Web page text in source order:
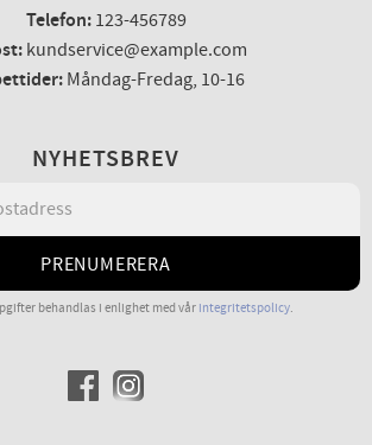
Telefon:123-456789
kundservice@example.com
Måndag-Fredag, 10-16
NYHETSBREV
PRENUMERERA
behandlas i enlighet med vår integritetspolicy.